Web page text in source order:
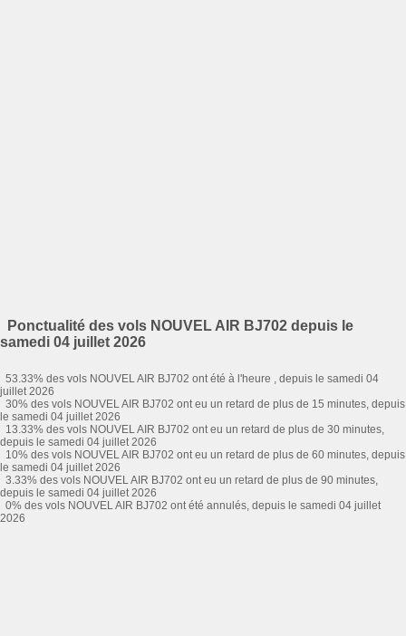
Ponctualité des vols NOUVEL AIR BJ702 depuis le
samedi 04 juillet 2026
53.33% des vols NOUVEL AIR BJ702 ont été à l'heure , depuis le samedi 04
juillet 2026
30% des vols NOUVEL AIR BJ702 ont eu un retard de plus de 15 minutes, depuis
le samedi 04 juillet 2026
13.33% des vols NOUVEL AIR BJ702 ont eu un retard de plus de 30 minutes,
depuis le samedi 04 juillet 2026
10% des vols NOUVEL AIR BJ702 ont eu un retard de plus de 60 minutes, depuis
le samedi 04 juillet 2026
3.33% des vols NOUVEL AIR BJ702 ont eu un retard de plus de 90 minutes,
depuis le samedi 04 juillet 2026
0% des vols NOUVEL AIR BJ702 ont été annulés, depuis le samedi 04 juillet
2026